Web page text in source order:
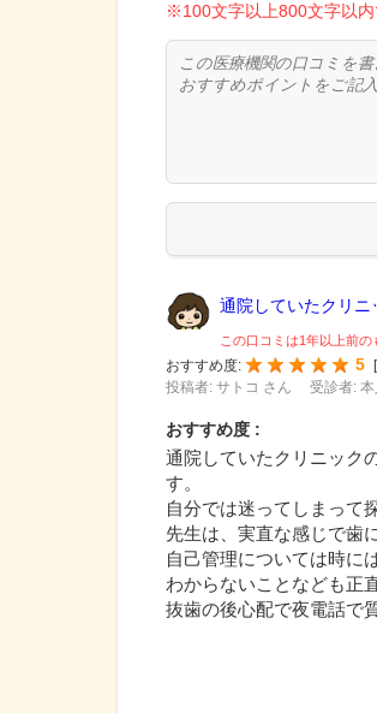
※100文字以上800文字以
通院していたクリニ
この口コミは1年以上前の
おすすめ度:
5
投稿者: サトコ さん
受診者:
おすすめ度 :
通院していたクリニック
す。
自分では迷ってしまって
先生は、実直な感じで歯
自己管理については時に
わからないことなども正
抜歯の後心配で夜電話で